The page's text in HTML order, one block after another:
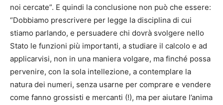
noi cercate”. E quindi la conclusione non può che essere:
“Dobbiamo prescrivere per legge la disciplina di cui
stiamo parlando, e persuadere chi dovrà svolgere nello
Stato le funzioni più importanti, a studiare il calcolo e ad
applicarvisi, non in una maniera volgare, ma finché possa
pervenire, con la sola intellezione, a contemplare la
natura dei numeri, senza usarne per comprare e vendere
come fanno grossisti e mercanti (!), ma per aiutare l’anima